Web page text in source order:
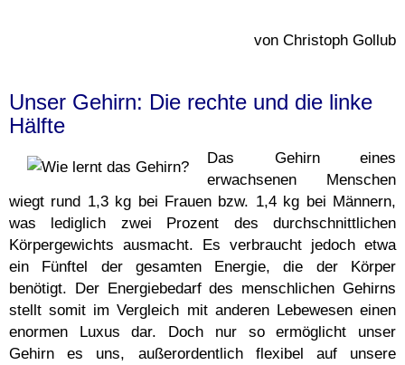
von Christoph Gollub
Unser Gehirn: Die rechte und die linke
Hälfte
Das Gehirn eines
erwachsenen Menschen
wiegt rund 1,3 kg bei Frauen bzw. 1,4 kg bei Männern,
was lediglich zwei Prozent des durchschnittlichen
Körpergewichts ausmacht. Es verbraucht jedoch etwa
ein Fünftel der gesamten Energie, die der Körper
benötigt. Der Energiebedarf des menschlichen Gehirns
stellt somit im Vergleich mit anderen Lebewesen einen
enormen Luxus dar. Doch nur so ermöglicht unser
Gehirn es uns, außerordentlich flexibel auf unsere